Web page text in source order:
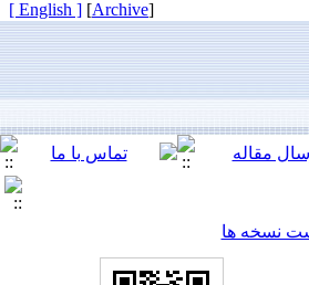
[
Archive
]
[ English ]
نسخه ها